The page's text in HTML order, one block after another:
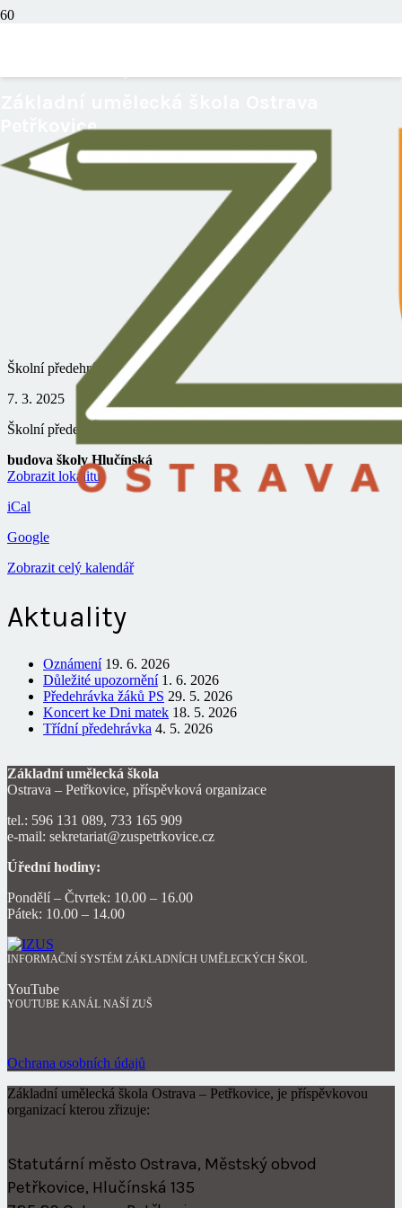
Petřkovice
Školní předehrávka
7. 3. 2025
Školní předehrávka
budova školy Hlučínská
Zobrazit lokalitu
iCal
Google
Zobrazit celý kalendář
Aktuality
Oznámení 19. 6. 2026
Důležité upozornění 1. 6. 2026
Předehrávka žáků PS 29. 5. 2026
Koncert ke Dni matek 18. 5. 2026
Třídní předehrávka 4. 5. 2026
Základní umělecká škola
Ostrava – Petřkovice, příspěvková organizace
tel.: 596 131 089, 733 165 909
e-mail: sekretariat@zuspetrkovice.cz
Úřední hodiny:
Pondělí – Čtvrtek: 10.00 – 16.00
Pátek: 10.00 – 14.00
INFORMAČNÍ SYSTÉM ZÁKLADNÍCH UMĚLECKÝCH ŠKOL
YouTube
YOUTUBE KANÁL NAŠÍ ZUŠ
Ochrana osobních údajů
Základní umělecká škola Ostrava – Petřkovice, je příspěvkovou
organizací kterou zřizuje:
Statutární město Ostrava, Městský obvod
Petřkovice, Hlučínská 135